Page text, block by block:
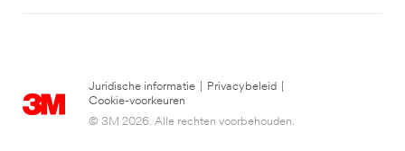
Juridische informatie Privacybeleid
Cookie-voorkeuren
© 3M 2026. Alle rechten voorbehouden.